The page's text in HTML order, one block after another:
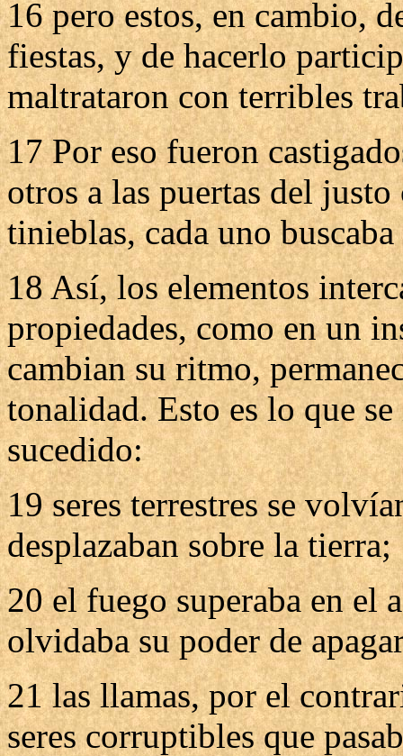
16 pero estos, en cambio,
fiestas, y de hacerlo
maltrataron con terribles
17 Por eso fueron
otros a las puertas del
tinieblas, cada uno
18 Así, los elementos
propiedades, como en un
cambian su ritmo,
tonalidad. Esto es lo que
sucedido:
19 seres terrestres se
desplazaban sobre la tierra;
20 el fuego superaba en el
olvidaba su poder de
21 las llamas, por el
seres corruptibles que